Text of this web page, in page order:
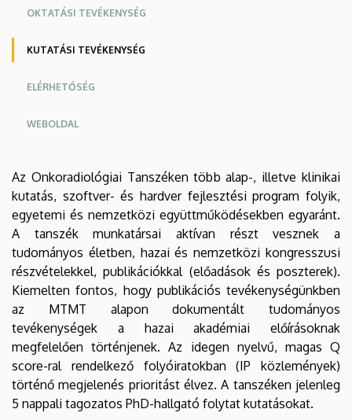
OKTATÁSI TEVÉKENYSÉG
KUTATÁSI TEVÉKENYSÉG
ELÉRHETŐSÉG
WEBOLDAL
Az Onkoradiológiai Tanszéken több alap-, illetve klinikai
kutatás, szoftver- és hardver fejlesztési program folyik,
egyetemi és nemzetközi együttműködésekben egyaránt.
A tanszék munkatársai aktívan részt vesznek a
tudományos életben, hazai és nemzetközi kongresszusi
részvételekkel, publikációkkal (előadások és poszterek).
Kiemelten fontos, hogy publikációs tevékenységünkben
az MTMT alapon dokumentált tudományos
tevékenységek a hazai akadémiai előírásoknak
megfelelően történjenek. Az idegen nyelvű, magas Q
score-ral rendelkező folyóiratokban (IP közlemények)
történő megjelenés prioritást élvez. A tanszéken jelenleg
5 nappali tagozatos PhD-hallgató folytat kutatásokat.